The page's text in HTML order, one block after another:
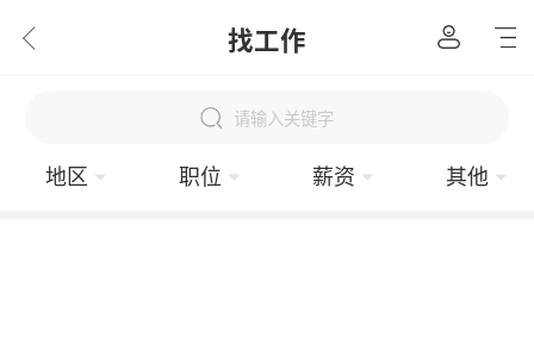
找工作
请输入关键字
地区 职位 薪资 其他